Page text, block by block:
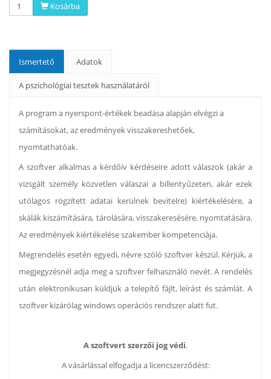
Kosárba
Ismertető Adatok
A pszichológiai tesztek használatáról
A program a nyerspont-értékek beadása alapján elvégzi a
számításokat, az eredmények visszakereshetőek,
nyomtathatóak.
A szoftver alkalmas a kérdőív kérdéseire adott válaszok (akár a
vizsgált személy közvetlen válaszai a billentyűzeten, akár ezek
utólagos rögzített adatai kerülnek bevitelre) kiértékelésére, a
skálák kiszámítására, tárolására, visszakeresésére, nyomtatására.
Az eredmények kiértékelése szakember kompetenciája.
Megrendelés esetén egyedi, névre szóló szoftver készül. Kérjük, a
megjegyzésnél adja meg a szoftver felhasználó nevét. A rendelés
után elektronikusan küldjük a telepítő fájlt, leírást és számlát. A
szoftver kizárólag windows operációs rendszer alatt fut.
A szoftvert szerzői jog védi.
A vásárlással elfogadja a licencszerződést: